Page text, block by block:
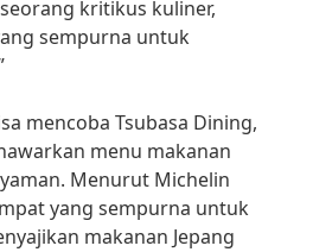
kritikus kuliner,
sempurna untuk
mencoba Tsubasa Dining,
menu makanan
Menurut Michelin
yang sempurna untuk
makanan Jepang